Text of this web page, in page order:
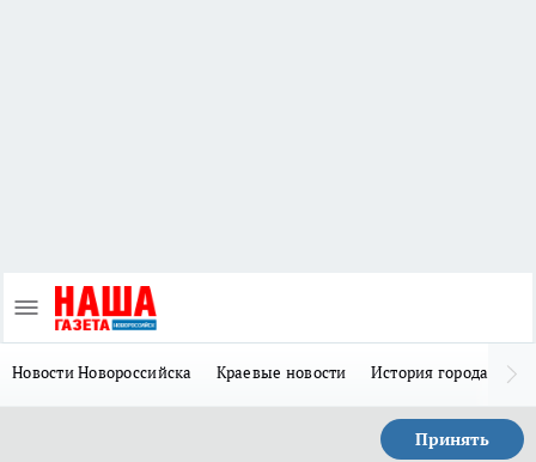
Новости Новороссийска Краевые новости История города Н
Принять